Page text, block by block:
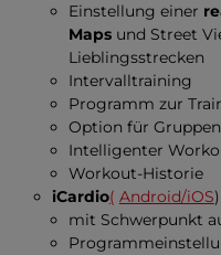
Einstellung einer
Maps und Street
Lieblingsstrecken
Intervalltraining
Programm zur
Option für
Intelligenter
Workout-Historie
iCardio( Android/iOS)
mit Schwerpunkt